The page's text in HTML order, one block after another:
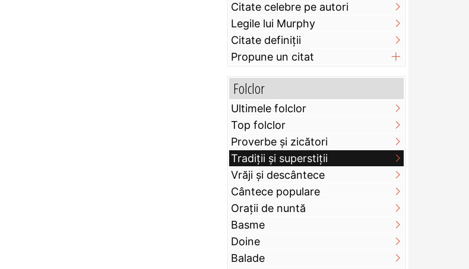
Citate celebre pe autori
Legile lui Murphy
Citate definiţii
Propune un citat
Folclor
Ultimele folclor
Top folclor
Proverbe și zicători
Tradiții și superstiții
Vrăji și descântece
Cântece populare
Orații de nuntă
Basme
Doine
Balade